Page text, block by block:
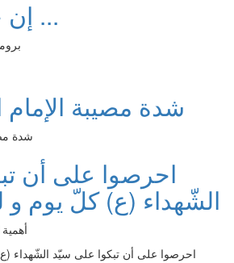
إن جدي الحسين ...
شدة مصيبة
احرصوا على أن
الشّهداء (ع) كلّ يوم و